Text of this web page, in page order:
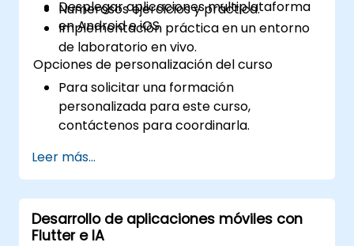
Desplegar aplicaciones multiplataforma
en Android e iOS.
Numerosos ejercicios y práctica.
Implementación práctica en un entorno
de laboratorio en vivo.
Opciones de personalización del curso
Para solicitar una formación
personalizada para este curso,
contáctenos para coordinarla.
Leer más...
Desarrollo de aplicaciones móviles con
Flutter e IA